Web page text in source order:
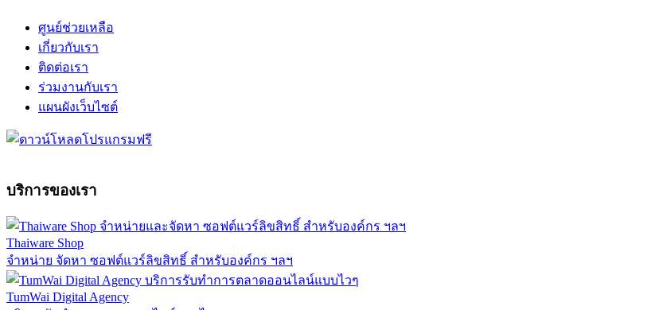
ศูนย์ช่วยเหลือ
เกี่ยวกับเรา
ติดต่อเรา
ร่วมงานกับเรา
แผนผังเว็บไซต์
บริการของเรา
Thaiware Shop
จำหน่าย จัดหา ซอฟต์แวร์ลิขสิทธิ์ สำหรับองค์กร ฯลฯ
TumWai Digital Agency